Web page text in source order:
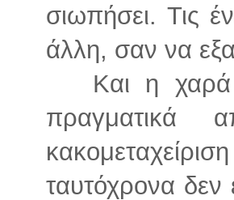
σιωπήσει. Τις
άλλη, σαν να
Και η χαρά
ταυτόχρονα δεν